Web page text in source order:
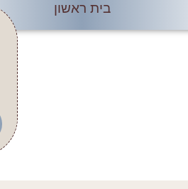
בית ראשון